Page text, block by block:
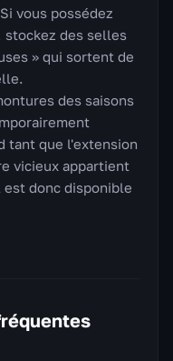
vous possédez
stockez des selles
» qui sortent de
des saisons
tant que l'extension
vicieux appartient
donc disponible